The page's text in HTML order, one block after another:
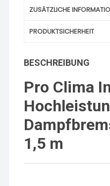
ZUSÄTZLICHE
PRODUKTSICHERHEIT
BESCHREIBUNG
Pro Clima
1,5 m